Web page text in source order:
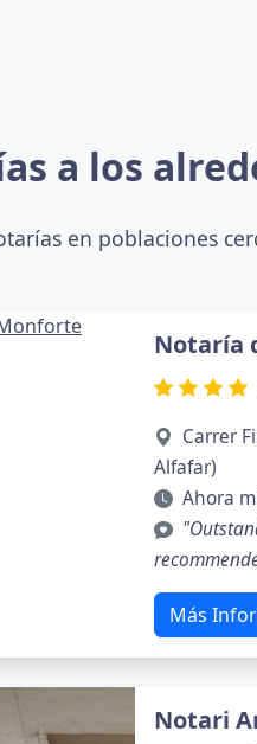
a los
en poblaciones
Notaría
Carrer
Alfafar)
Ahora
Más
Notari